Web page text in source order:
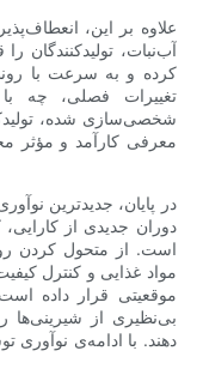
علاوه بر این،
آب‌نبات، تولیدکنندگان
کرده و به سرعت با
تغییرات فصلی، چه
شخصی‌سازی شده،
معرفی کارآمد و مؤثر
در پایان، جدیدترین
دوران جدیدی از
است. از متحول کردن
مواد غذایی و کنترل
موقعیتی قرار داده
بی‌نظیری از شیرینی‌ها
دهند. با ادامه‌ی نوآوری